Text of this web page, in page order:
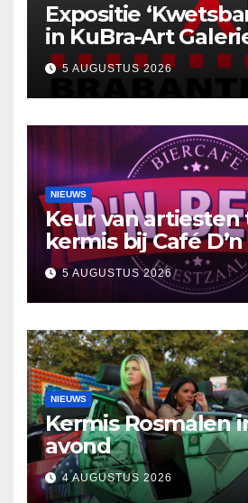
Expositie
in KuBra-Art
uit tot ontmoeting
reflectie
5 AUGUSTUS 2026
NIEUWS
Keur van artiesten
kermis bij Café
5 AUGUSTUS 2026
NIEUWS
Kermis Rosmalen
avond
4 AUGUSTUS 2026